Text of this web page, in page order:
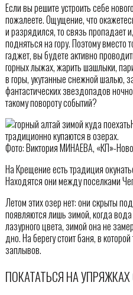
Если вы решите устроить себе
пожалеете. Ощущение, что
и разрядился, то связь пропадает
подняться на гору. Поэтому вместо
гаджет, вы будете активно
горных лыжах, жарить шашлыки,
в горы, укутанные снежной шалью,
фантастических звездопадов
такому повороту событий?
традиционно купаются в озерах.
Фото: Виктория МИНАЕВА, «КП»-
На Крещение есть традиция
Находятся они между поселками
Летом этих озер нет: они скрыты
появляются лишь зимой, когда
лазурного цвета, зимой она не
дно. На берегу стоит баня, в
заплывов.
ПОКАТАТЬСЯ НА